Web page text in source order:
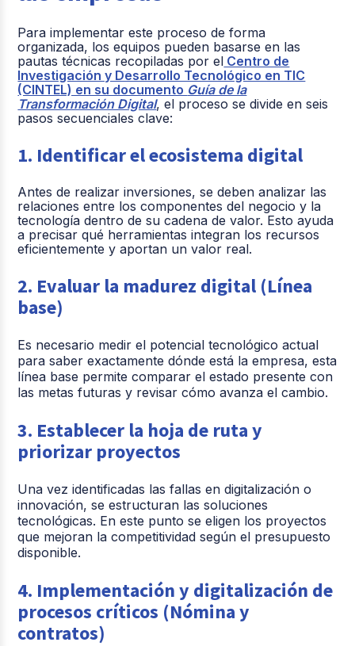
Para implementar este proceso de forma
organizada, los equipos pueden basarse en las
pautas técnicas recopiladas por el Centro de
Investigación y Desarrollo Tecnológico en TIC
(CINTEL) en su documento Guía de la
Transformación Digital, el proceso se divide en seis
pasos secuenciales clave:
1. Identificar el ecosistema digital
Antes de realizar inversiones, se deben analizar las
relaciones entre los componentes del negocio y la
tecnología dentro de su cadena de valor. Esto ayuda
a precisar qué herramientas integran los recursos
eficientemente y aportan un valor real.
2. Evaluar la madurez digital (Línea
base)
Es necesario medir el potencial tecnológico actual
para saber exactamente dónde está la empresa, esta
línea base permite comparar el estado presente con
las metas futuras y revisar cómo avanza el cambio.
3. Establecer la hoja de ruta y
priorizar proyectos
Una vez identificadas las fallas en digitalización o
innovación, se estructuran las soluciones
tecnológicas. En este punto se eligen los proyectos
que mejoran la competitividad según el presupuesto
disponible.
4. Implementación y digitalización de
procesos críticos (Nómina y
contratos)